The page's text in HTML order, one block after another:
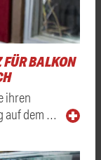
BALKON
ihren
auf dem …